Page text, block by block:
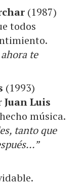
(1987)
todos
te
(1993)
Juan Luis
música.
tanto que